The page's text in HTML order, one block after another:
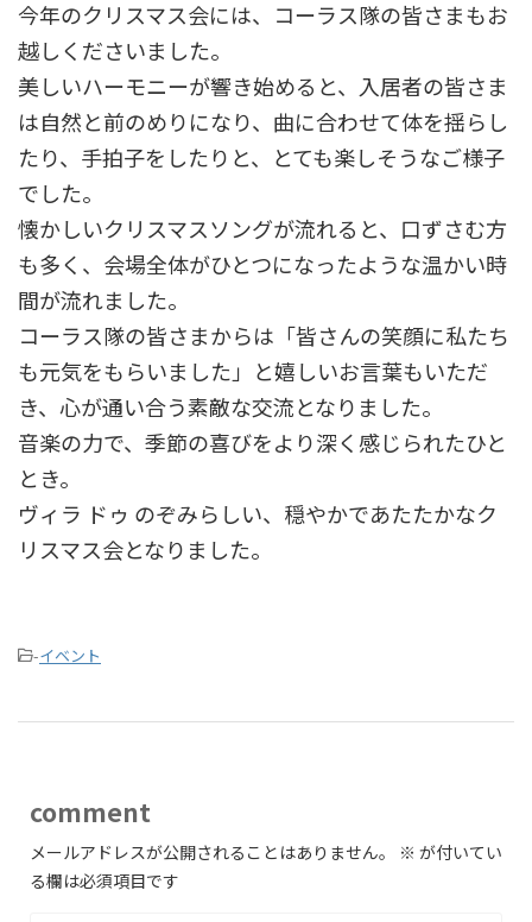
今年のクリスマス会には、コーラス隊の皆さまもお
越しくださいました。
美しいハーモニーが響き始めると、入居者の皆さま
は自然と前のめりになり、曲に合わせて体を揺らし
たり、手拍子をしたりと、とても楽しそうなご様子
でした。
懐かしいクリスマスソングが流れると、口ずさむ方
も多く、会場全体がひとつになったような温かい時
間が流れました。
コーラス隊の皆さまからは「皆さんの笑顔に私たち
も元気をもらいました」と嬉しいお言葉もいただ
き、心が通い合う素敵な交流となりました。
音楽の力で、季節の喜びをより深く感じられたひと
とき。
ヴィラ ドゥ のぞみらしい、穏やかであたたかなク
リスマス会となりました。
-イベント
comment
メールアドレスが公開されることはありません。 ※ が付いてい
る欄は必須項目です